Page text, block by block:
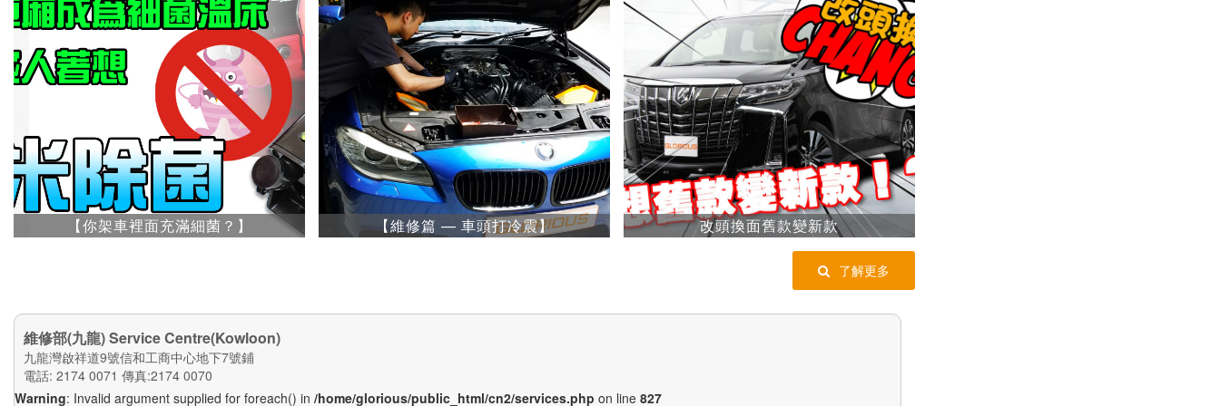
【你架車裡面充滿細菌？】 【維修篇 — 車頭打冷震】 改頭換面舊款變新款
了解更多
維修部(九龍) Service Centre(Kowloon)
九龍灣啟祥道9號信和工商中心地下7號鋪
電話: 2174 0071 傳真:2174 0070
Warning: Invalid argument supplied for foreach() in /home/glorious/public_html/cn2/services.php on line 827